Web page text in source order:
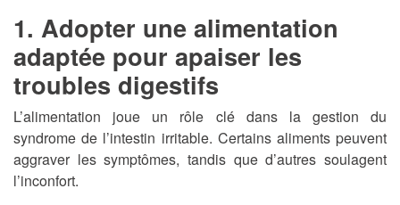
1. Adopter une alimentation
adaptée pour apaiser les
troubles digestifs
L’alimentation joue un rôle clé dans la gestion du
syndrome de l’intestin irritable. Certains aliments peuvent
aggraver les symptômes, tandis que d’autres soulagent
l’inconfort.